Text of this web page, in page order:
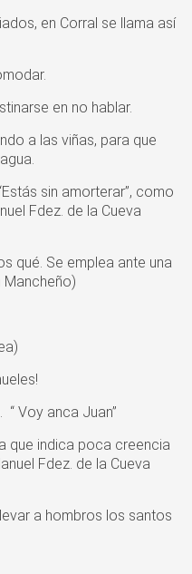
en Corral se llama así
en no hablar.
a las viñas, para que
sin amorterar”, como
Fdez. de la Cueva
qué. Se emplea ante una
Mancheño)
“ Voy anca Juan”
que indica poca creencia
Fdez. de la Cueva
a hombros los santos